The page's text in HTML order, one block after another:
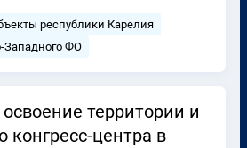
республики Карелия
Западного ФО
территории и
конгресс-центра в